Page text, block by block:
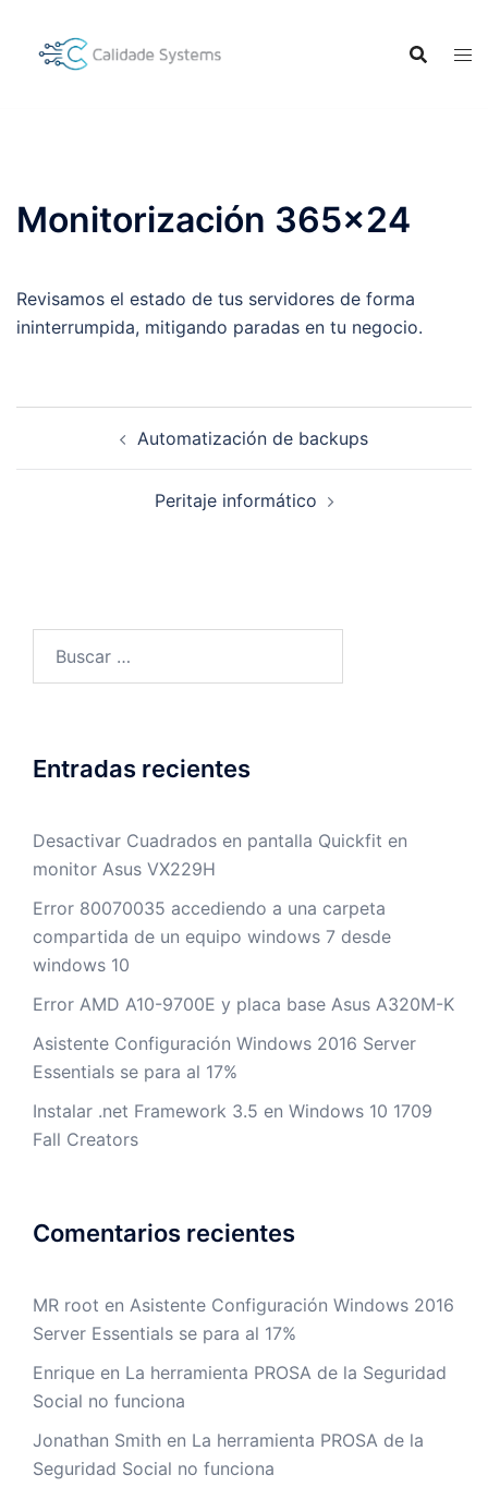
contenido
Monitorización 365×24
Revisamos el estado de tus servidores de forma
ininterrumpida, mitigando paradas en tu negocio.
Automatización de backups
Peritaje informático
Entradas recientes
Desactivar Cuadrados en pantalla Quickfit en
monitor Asus VX229H
Error 80070035 accediendo a una carpeta
compartida de un equipo windows 7 desde
windows 10
Error AMD A10-9700E y placa base Asus A320M-K
Asistente Configuración Windows 2016 Server
Essentials se para al 17%
Instalar .net Framework 3.5 en Windows 10 1709
Fall Creators
Comentarios recientes
MR root en Asistente Configuración Windows 2016
Server Essentials se para al 17%
Enrique en La herramienta PROSA de la Seguridad
Social no funciona
Jonathan Smith en La herramienta PROSA de la
Seguridad Social no funciona